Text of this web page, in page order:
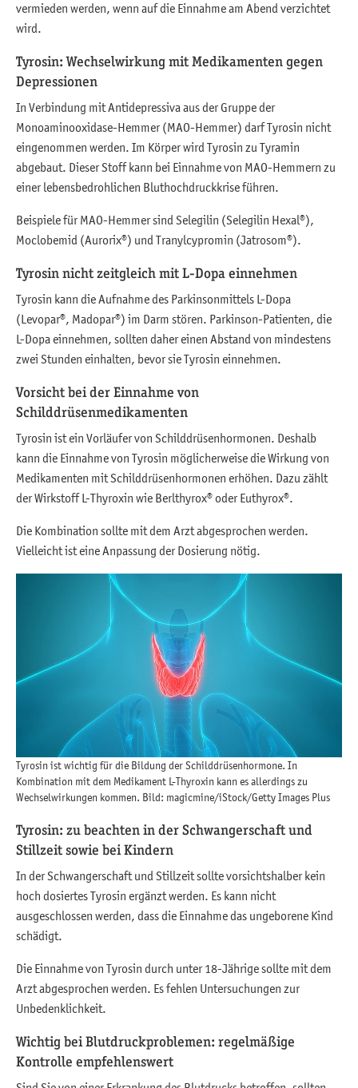
vermieden werden, wenn auf die Einnahme am Abend verzichtet
wird.
Tyrosin: Wechselwirkung mit Medikamenten gegen
Depressionen
In Verbindung mit Antidepressiva aus der Gruppe der
Monoaminooxidase-Hemmer (MAO-Hemmer) darf Tyrosin nicht
eingenommen werden. Im Körper wird Tyrosin zu Tyramin
abgebaut. Dieser Stoff kann bei Einnahme von MAO-Hemmern zu
einer lebensbedrohlichen Bluthochdruckkrise führen.
Beispiele für MAO-Hemmer sind Selegilin (Selegilin Hexal®),
Moclobemid (Aurorix®) und Tranylcypromin (Jatrosom®).
Tyrosin nicht zeitgleich mit L-Dopa einnehmen
Tyrosin kann die Aufnahme des Parkinsonmittels L-Dopa
(Levopar®, Madopar®) im Darm stören. Parkinson-Patienten, die
L-Dopa einnehmen, sollten daher einen Abstand von mindestens
zwei Stunden einhalten, bevor sie Tyrosin einnehmen.
Vorsicht bei der Einnahme von
Schilddrüsenmedikamenten
Tyrosin ist ein Vorläufer von Schilddrüsenhormonen. Deshalb
kann die Einnahme von Tyrosin möglicherweise die Wirkung von
Medikamenten mit Schilddrüsenhormonen erhöhen. Dazu zählt
der Wirkstoff L-Thyroxin wie Berlthyrox® oder Euthyrox®.
Die Kombination sollte mit dem Arzt abgesprochen werden.
Vielleicht ist eine Anpassung der Dosierung nötig.
Tyrosin ist wichtig für die Bildung der Schilddrüsenhormone. In
Kombination mit dem Medikament L-Thyroxin kann es allerdings zu
Wechselwirkungen kommen. Bild: magicmine/iStock/Getty Images Plus
Tyrosin: zu beachten in der Schwangerschaft und
Stillzeit sowie bei Kindern
In der Schwangerschaft und Stillzeit sollte vorsichtshalber kein
hoch dosiertes Tyrosin ergänzt werden. Es kann nicht
ausgeschlossen werden, dass die Einnahme das ungeborene Kind
schädigt.
Die Einnahme von Tyrosin durch unter 18-Jährige sollte mit dem
Arzt abgesprochen werden. Es fehlen Untersuchungen zur
Unbedenklichkeit.
Wichtig bei Blutdruckproblemen: regelmäßige
Kontrolle empfehlenswert